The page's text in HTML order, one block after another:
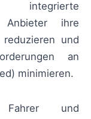
Anbieter ihre
und
an
minimieren.
und